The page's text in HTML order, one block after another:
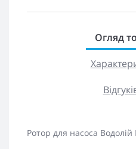
Огляд
Ротор для насоса